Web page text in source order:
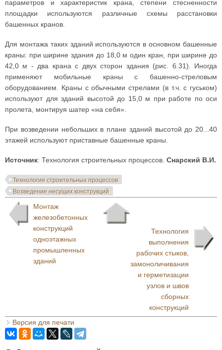
параметров и характеристик крана, степени стесненности
площадки используются различные схемы расстановки
башенных кранов.
Для монтажа таких зданий используются в основном башенные
краны: при ширине здания до 18,0 м один кран, при ширине до
42,0 м - два крана с двух сторон здания (рис. 6.31). Иногда
применяют мобильные краны с башенно-стреловым
оборудованием. Краны с обычными стрелами (в т.ч. с гуськом)
используют для зданий высотой до 15,0 м при работе по оси
пролета, монтируя шатер «на себя».
При возведении небольших в плане зданий высотой до 20...40
этажей используют приставные башенные краны.
Источник: Технология строительных процессов. Снарский В.И.
Технология строительных процессов
Возведение несущих конструкций
Монтаж
железобетонных
конструкций
одноэтажных
промышленных
зданий
Технология
выполнения
рабочих стыков,
замоноличивания
и герметизации
узлов и швов
сборных
конструкций
Версия для печати